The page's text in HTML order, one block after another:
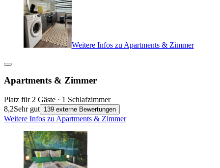
Weitere Infos zu Apartments & Zimmer
Apartments & Zimmer
Platz für 2 Gäste · 1 Schlafzimmer
8,2Sehr gut 139 externe Bewertungen
Weitere Infos zu Apartments & Zimmer